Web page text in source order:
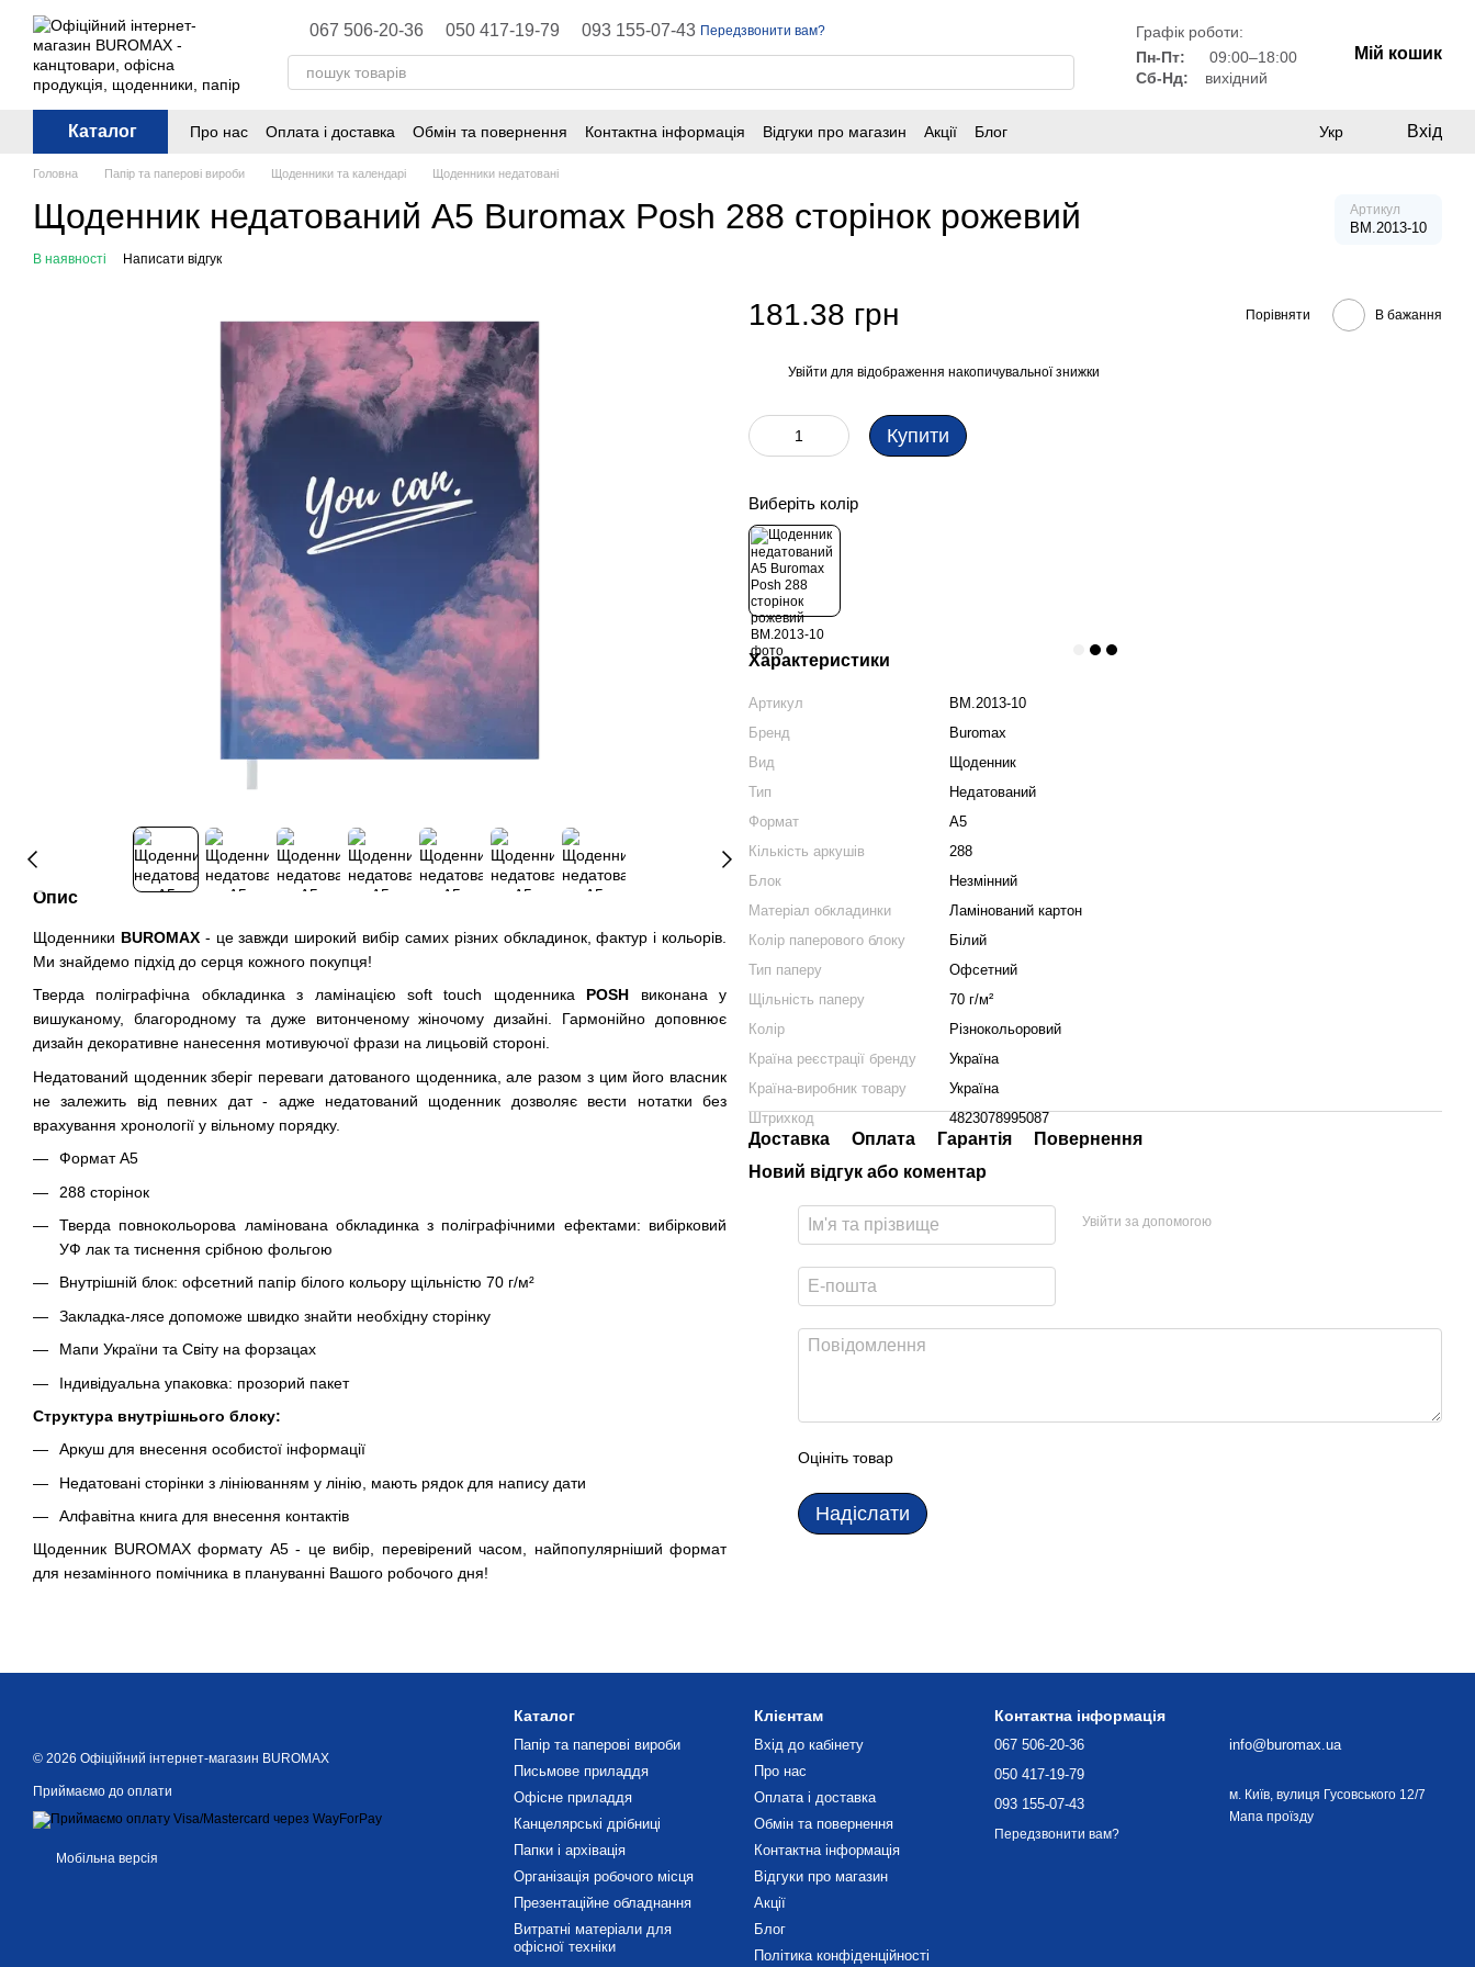
Перейти до основного контенту
067 506-20-36 050 417-19-79 093 155-07-43 Передзвонити вам?
Графік роботи:
Пн-Пт:
09:00–18:00
Сб-Нд:
вихідний
Мій кошик
Каталог Про нас Оплата і доставка Обмін та повернення Контактна інформація Відгуки про магазин Акції
Блог
Укр Вхід
Головна Папір та паперові вироби Щоденники та календарі Щоденники недатовані
Щоденник недатований А5 Buromax Posh 288 сторінок рожевий Артикул
BM.2013-10
В наявності Написати відгук
Опис
Щоденники BUROMAX- це завжди широкий вибір самих різних обкладинок, фактур і кольорів.
Ми знайдемо підхід до серця кожного покупця!
Тверда поліграфічна обкладинка з ламінацією soft touch щоденникаPOSH виконана у
вишуканому, благородному та дуже витонченому жіночому дизайні. Гармонійно доповнює
дизайн декоративне нанесення мотивуючої фрази на лицьовій стороні.
Недатований щоденник зберіг переваги датованого щоденника, але разом з цим його власник
не залежить від певних дат - адже недатований щоденник дозволяє вести нотатки без
врахування хронології у вільному порядку.
Формат А5
288 сторінок
Тверда повнокольорова ламінована обкладинка з поліграфічними ефектами: вибірковий
УФ лак та тиснення срібною фольгою
Внутрішній блок: офсетний папір білого кольору щільністю 70 г/м²
Закладка-лясе допоможе швидко знайти необхідну сторінку
Мапи України та Світу на форзацах
Індивідуальна упаковка: прозорий пакет
Структура внутрішнього блоку:
Аркуш для внесення особистої інформації
Недатовані сторінки з лініюванням у лінію, мають рядок для напису дати
Алфавітна книга для внесення контактів
Щоденник BUROMAX формату А5 - це вибір, перевірений часом, найпопулярніший формат
для незамінного помічника в плануванні Вашого робочого дня!
181.38 грн Порівняти В бажання
Увійти для відображення накопичувальної знижки
Купити
Виберіть колір
Характеристики
Артикул
BM.2013-10
Бренд
Buromax
Вид
Щоденник
Тип
Недатований
Формат
А5
Кількість аркушів
288
Блок
Незмінний
Матеріал обкладинки
Ламінований картон
Колір паперового блоку
Білий
Тип паперу
Офсетний
Щільність паперу
70 г/м²
Колір
Різнокольоровий
Країна реєстрації бренду
Україна
Країна-виробник товару
Україна
Штрихкод
4823078995087
Доставка Оплата Гарантія
Повернення
Новий відгук або коментар
Увійти за допомогою
Оцініть товар
Надіслати
© 2026 Офіційний інтернет-магазин BUROMAX
Приймаємо до оплати
Мобільна версія
Каталог
Папір та паперові вироби
Письмове приладдя
Офісне приладдя
Канцелярські дрібниці
Папки і архівація
Організація робочого місця
Презентаційне обладнання
Витратні матеріали для
офісної техніки
Клієнтам
Вхід до кабінету
Про нас
Оплата і доставка
Обмін та повернення
Контактна інформація
Відгуки про магазин
Акції
Блог
Політика конфіденційності
Контактна інформація
067 506-20-36
050 417-19-79
093 155-07-43
Передзвонити вам?
info@buromax.ua
м. Київ, вулиця Гусовського 12/7
Мапа проїзду